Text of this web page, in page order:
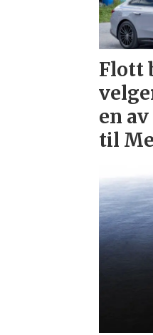
Flott
en
til